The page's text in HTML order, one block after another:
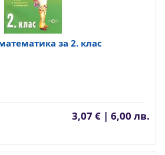
за 2. клас
3,07 € | 6,00 лв.